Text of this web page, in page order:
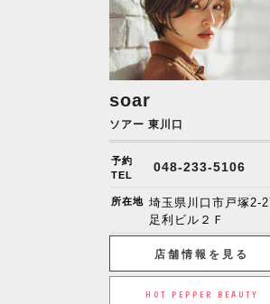
soar
ソアー 東川口
予約
TEL
048-233-5106
所在地 埼玉県川口市戸塚2-
足利ビル２Ｆ
店舗情報を見る
HOT PEPPER BEAUTY